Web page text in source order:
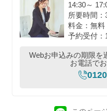
14:30～
所要時間
料金：無料
予約受付：
Webお申込みの期限を
お電話で